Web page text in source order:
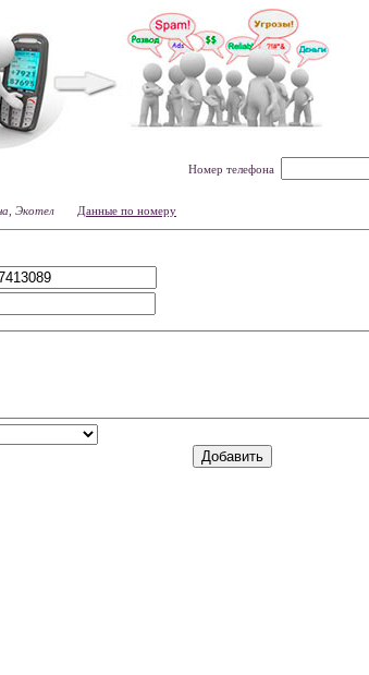
Номер телефона
Экотел Данные по номеру